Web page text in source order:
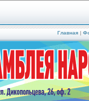
Главная |